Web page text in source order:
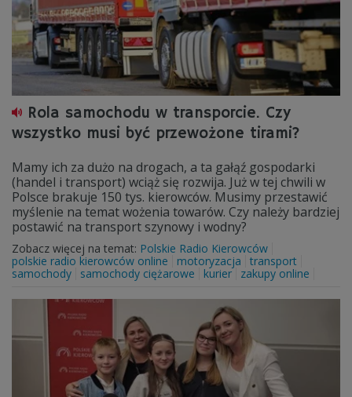
Rola samochodu w transporcie. Czy
wszystko musi być przewożone tirami?
Mamy ich za dużo na drogach, a ta gałąź gospodarki
(handel i transport) wciąż się rozwija. Już w tej chwili w
Polsce brakuje 150 tys. kierowców. Musimy przestawić
myślenie na temat wożenia towarów. Czy należy bardziej
postawić na transport szynowy i wodny?
Zobacz więcej na temat: Polskie Radio Kierowców
polskie radio kierowców online
motoryzacja
transport
samochody
samochody ciężarowe kurier zakupy online